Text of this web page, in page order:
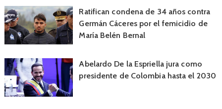
Ratifican condena de 34 años contra
Germán Cáceres por el femicidio de
María Belén Bernal
Abelardo De la Espriella jura como
presidente de Colombia hasta el 2030